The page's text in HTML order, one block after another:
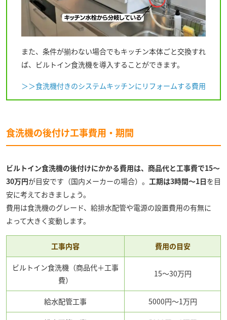
また、条件が揃わない場合でもキッチン本体ごと交換すれ
ば、ビルトイン食洗機を導入することができます。
＞＞食洗機付きのシステムキッチンにリフォームする費用
食洗機の後付け工事費用・期間
ビルトイン食洗機の後付けにかかる費用は、商品代と工事費で15～
30万円が目安です（国内メーカーの場合）。 工期は3時間～1日を目
安に考えておきましょう。
費用は食洗機のグレード、給排水配管や電源の設置費用の有無に
よって大きく変動します。
工事内容 費用の目安
ビルトイン食洗機（商品代＋工事
費）
15～30万円
給水配管工事 5000円～1万円